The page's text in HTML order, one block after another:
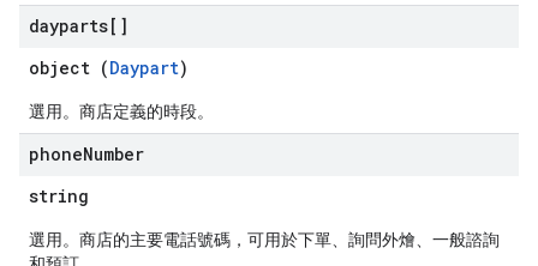
dayparts[]
object (Daypart)
選用。商店定義的時段。
phoneNumber
string
選用。商店的主要電話號碼，可用於下單、詢問外燴、一般諮詢